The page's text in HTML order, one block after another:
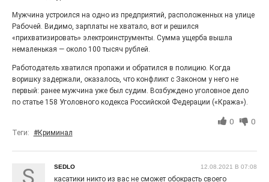
Выставка «Палитра героизма» — новый масштабный
проект, на который электростальцев приглашает к
себе Выставочный зал им. Олега Коняшина.
Мужчина устроился на одно из предприятий, расположенных на улице
Рабочей. Видимо, зарплаты не хватало, вот и решился
«прихватизировать» электроинструменты. Сумма ущерба вышла
немаленькая — около 100 тысяч рублей.
Работодатель хватился пропажи и обратился в полицию. Когда
воришку задержали, оказалось, что конфликт с Законом у него не
первый: ранее мужчина уже был судим. Возбуждено уголовное дело
по статье 158 Уголовного кодекса Российской Федерации («Кража»).
0 0
Теги: #Криминал
SEDLO 12.08.2021 В 07:08
касатики никто из вас не сможет обокрасть своего